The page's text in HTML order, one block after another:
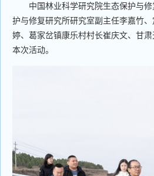
中国林业科学研究院生态保护与修
护与修复研究所研究室副主任李嘉竹
婷、葛家岔镇康乐村村长崔庆文、甘
本次活动。